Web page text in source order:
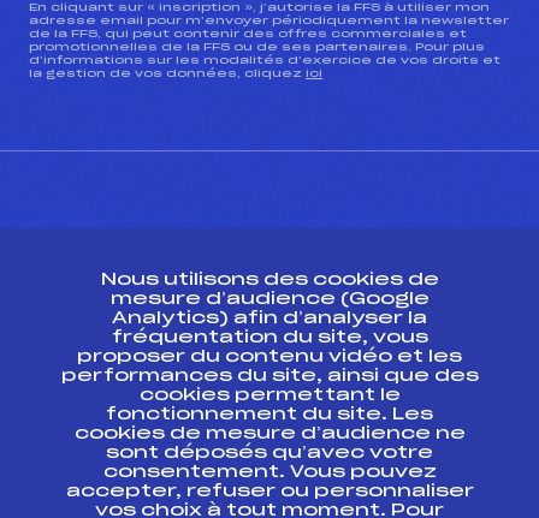
En cliquant sur « inscription », j’autorise la FFS à utiliser mon
adresse email pour m’envoyer périodiquement la newsletter
de la FFS, qui peut contenir des offres commerciales et
promotionnelles de la FFS ou de ses partenaires. Pour plus
d’informations sur les modalités d’exercice de vos droits et
la gestion de vos données, cliquez ici
ESPACE PRESSE
Ressources
Pass’Neige
Projet sportif fédéral
Projet de performance fédéral
Antidopage
Pôle Développement, Formation, Suivi
Scientifique
Nous utilisons des cookies de
mesure d’audience (Google
Analytics) afin d’analyser la
fréquentation du site, vous
proposer du contenu vidéo et les
performances du site, ainsi que des
cookies permettant le
fonctionnement du site. Les
cookies de mesure d’audience ne
sont déposés qu’avec votre
consentement. Vous pouvez
accepter, refuser ou personnaliser
vos choix à tout moment. Pour